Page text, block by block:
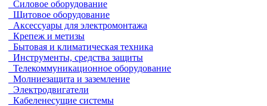
Силовое оборудование
Щитовое оборудование
Аксессуары для электромонтажа
Крепеж и метизы
Бытовая и климатическая техника
Инструменты, средства защиты
Телекоммуникационное оборудование
Молниезащита и заземление
Электродвигатели
Кабеленесущие системы